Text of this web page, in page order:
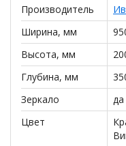
*Дополнительную
Прихожая Берген 5
по телефону
**Цены на
действительны
могут отличаться от
салонах сети!
Производитель
Ширина, мм
Высота, мм
Глубина, мм
Зеркало
да
Цвет